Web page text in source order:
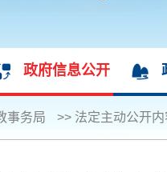
政府信息公开
事务局 >> 法定主动公开内